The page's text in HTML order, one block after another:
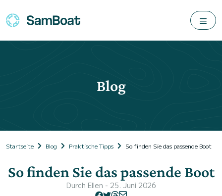
Blog
Startseite Blog Praktische Tipps So finden Sie das passende Boot
So finden Sie das passende Boot
Durch Ellen - 25. Juni 2026